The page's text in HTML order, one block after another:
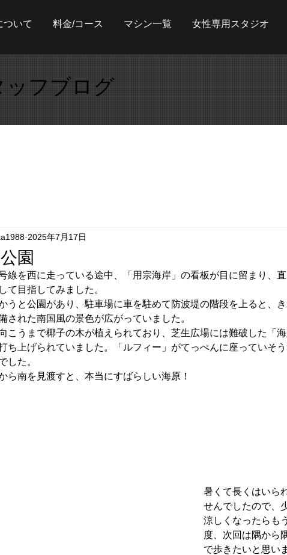
ついて 料金/コース マシン一覧 女性専用スタジオ
ッフブログ
園
2025年7月17日
線を西に走っている途中、「用宗海岸」の看板が目に留まり、
て目指してみました。
うと公園があり、駐車場に車を駐めて防波堤の階段を上ると、
された南国風の景色が広がっていました。
こうまで椰子の木が植えられており、芝生広場には難破した「
ち上げられていました。「ルフィー」がてっぺんに座っていそ
した。
ら南を見渡すと、本当にすばらしい海原！
暑くて長くはいら
せんでしたので、
涼しくなったらも
度、次回は隅から
で歩きたいと思いま